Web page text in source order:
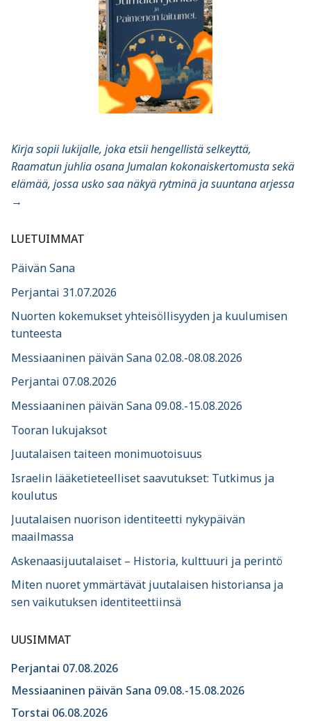
Kirja sopii lukijalle, joka etsii hengellistä selkeyttä,
Raamatun juhlia osana Jumalan kokonaiskertomusta sekä
elämää, jossa usko saa näkyä rytminä ja suuntana arjessa
→
LUETUIMMAT
Päivän Sana
Perjantai 31.07.2026
Nuorten kokemukset yhteisöllisyyden ja kuulumisen
tunteesta
Messiaaninen päivän Sana 02.08.-08.08.2026
Perjantai 07.08.2026
Messiaaninen päivän Sana 09.08.-15.08.2026
Tooran lukujaksot
Juutalaisen taiteen monimuotoisuus
Israelin lääketieteelliset saavutukset: Tutkimus ja
koulutus
Juutalaisen nuorison identiteetti nykypäivän
maailmassa
Askenaasijuutalaiset – Historia, kulttuuri ja perintö
Miten nuoret ymmärtävät juutalaisen historiansa ja
sen vaikutuksen identiteettiinsä
UUSIMMAT
Perjantai 07.08.2026
Messiaaninen päivän Sana 09.08.-15.08.2026
Torstai 06.08.2026